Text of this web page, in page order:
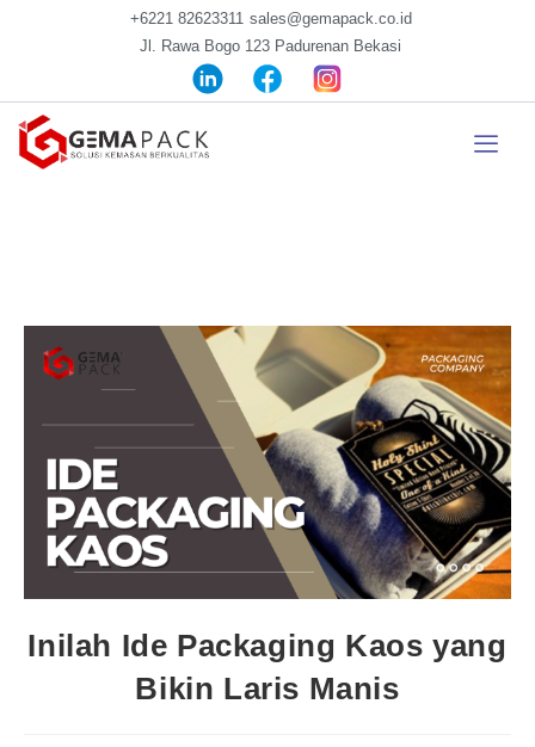
+6221 82623311 sales@gemapack.co.id
Jl. Rawa Bogo 123 Padurenan Bekasi
Inilah Ide Packaging Kaos yang
Bikin Laris Manis